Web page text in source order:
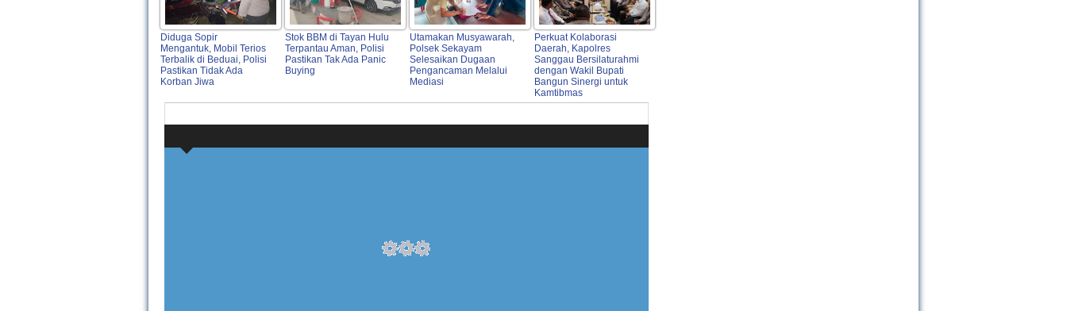
Diduga Sopir
Mengantuk, Mobil Terios
Terbalik di Beduai, Polisi
Pastikan Tidak Ada
Korban Jiwa
Stok BBM di Tayan Hulu
Terpantau Aman, Polisi
Pastikan Tak Ada Panic
Buying
Utamakan Musyawarah,
Polsek Sekayam
Selesaikan Dugaan
Pengancaman Melalui
Mediasi
Perkuat Kolaborasi
Daerah, Kapolres
Sanggau Bersilaturahmi
dengan Wakil Bupati
Bangun Sinergi untuk
Kamtibmas